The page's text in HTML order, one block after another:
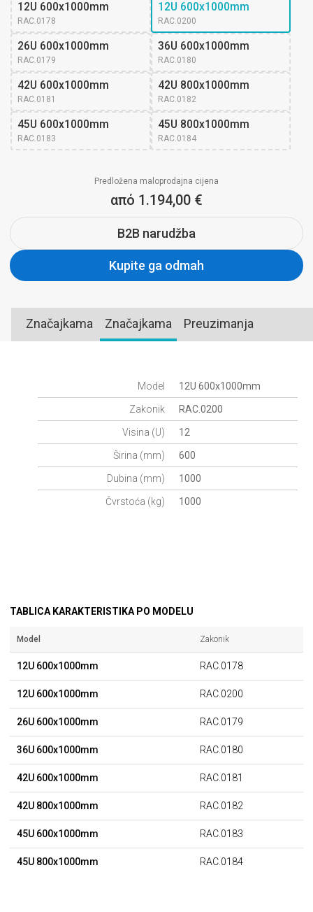
12U 600x1000mm
RAC.0178
12U 600x1000mm
RAC.0200
26U 600x1000mm
RAC.0179
36U 600x1000mm
RAC.0180
42U 600x1000mm
RAC.0181
42U 800x1000mm
RAC.0182
45U 600x1000mm
RAC.0183
45U 800x1000mm
RAC.0184
Predložena maloprodajna cijena
από 1.194,00 €
B2B narudžba
Kupite ga odmah
Značajkama Značajkama Preuzimanja
Model 12U 600x1000mm
Zakonik RAC.0200
Visina (U) 12
Širina (mm) 600
Dubina (mm) 1000
Čvrstoća (kg) 1000
TABLICA KARAKTERISTIKA PO MODELU
Model Zakonik
12U 600x1000mm RAC.0178
12U 600x1000mm RAC.0200
26U 600x1000mm RAC.0179
36U 600x1000mm RAC.0180
42U 600x1000mm RAC.0181
42U 800x1000mm RAC.0182
45U 600x1000mm RAC.0183
45U 800x1000mm RAC.0184